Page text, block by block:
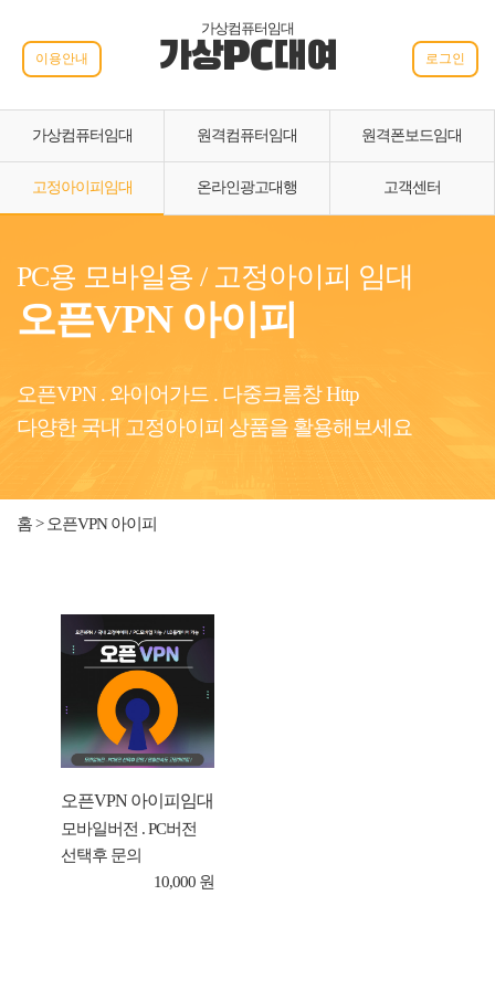
가상컴퓨터임대
가상PC대여
이용안내 로그인
가상컴퓨터임대 원격컴퓨터임대 원격폰보드임대
고정아이피임대 온라인광고대행 고객센터
PC용 모바일용 / 고정아이피 임대
오픈VPN 아이피
오픈VPN . 와이어가드 . 다중크롬창 Http
다양한 국내 고정아이피 상품을 활용해보세요
홈 > 오픈VPN 아이피
오픈VPN 아이피임대
모바일버전 . PC버전
선택후 문의
10,000 원